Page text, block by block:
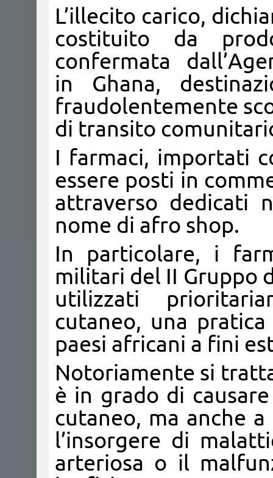
L’illecito carico,
costituito da
confermata
in Ghana,
fraudolentemente
di transito
I farmaci, importati
essere posti in
attraverso dedicati
nome di afro shop.
In particolare, i
militari del II Gruppo
utilizzati
cutaneo, una
paesi africani a fini
Notoriamente si
è in grado di
cutaneo, ma anche
l’insorgere di
arteriosa o il